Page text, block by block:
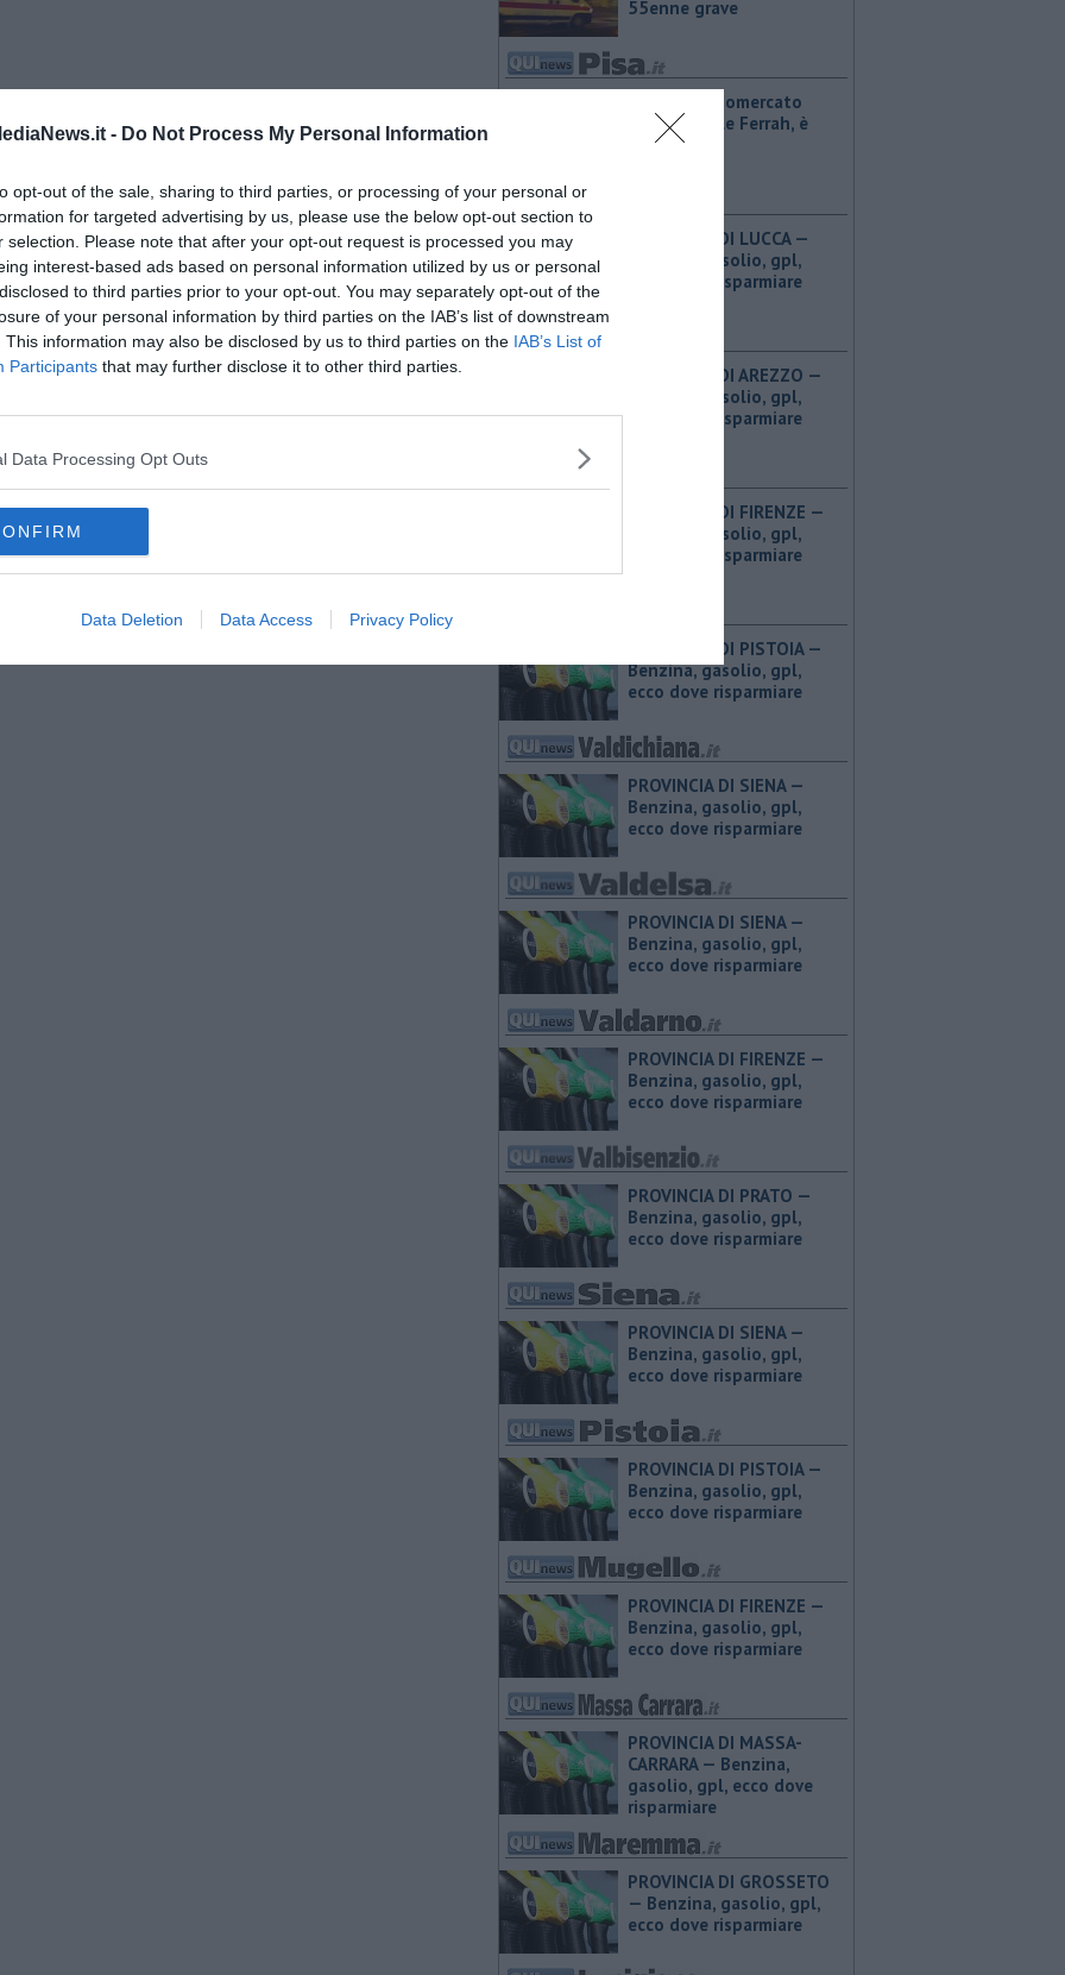
- Do Not Process My Personal Information
opt-out of the sale, sharing to third parties, or processing of your personal or
for targeted advertising by us, please use the below opt-out section to
selection. Please note that after your opt-out request is processed you may
interest-based ads based on personal information utilized by us or personal
to third parties prior to your opt-out. You may separately opt-out of the
of your personal information by third parties on the IAB’s list of downstream
This information may also be disclosed by us to third parties on the IAB’s List of
Participants that may further disclose it to other third parties.
Data Processing Opt Outs
Data Deletion Data Access Privacy Policy
55enne grave
PISA — Calciomercato
Pisa, ufficiale Ferrah, è
nerazzurro
PROVINCIA DI LUCCA — ​
Benzina, gasolio, gpl,
ecco dove risparmiare
PROVINCIA DI AREZZO — ​
Benzina, gasolio, gpl,
ecco dove risparmiare
PROVINCIA DI FIRENZE — ​
Benzina, gasolio, gpl,
ecco dove risparmiare
PROVINCIA DI PISTOIA — ​
Benzina, gasolio, gpl,
ecco dove risparmiare
PROVINCIA DI SIENA — ​
Benzina, gasolio, gpl,
ecco dove risparmiare
PROVINCIA DI SIENA — ​
Benzina, gasolio, gpl,
ecco dove risparmiare
PROVINCIA DI FIRENZE — ​
Benzina, gasolio, gpl,
ecco dove risparmiare
PROVINCIA DI PRATO — ​
Benzina, gasolio, gpl,
ecco dove risparmiare
PROVINCIA DI SIENA — ​
Benzina, gasolio, gpl,
ecco dove risparmiare
PROVINCIA DI PISTOIA — ​
Benzina, gasolio, gpl,
ecco dove risparmiare
PROVINCIA DI FIRENZE — ​
Benzina, gasolio, gpl,
ecco dove risparmiare
PROVINCIA DI MASSA-
CARRARA — ​Benzina,
gasolio, gpl, ecco dove
risparmiare
PROVINCIA DI GROSSETO
— ​Benzina, gasolio, gpl,
ecco dove risparmiare